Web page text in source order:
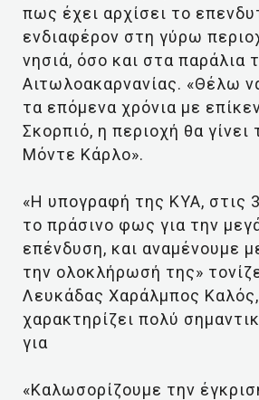
πως έχει αρχίσει το
ενδιαφέρον στη γύρω
νησιά, όσο και στα παράλια
Αιτωλοακαρνανίας. «Θέλω
τα επόμενα χρόνια με
Σκορπιό, η περιοχή θα γίνει
Μόντε Κάρλο».
«Η υπογραφή της ΚΥΑ, στις
το πράσινο φως για την
επένδυση, και αναμένουμε
την ολοκλήρωσή της»
Λευκάδας Χαράλμπος
χαρακτηρίζει πολύ
για
«Καλωσορίζουμε την